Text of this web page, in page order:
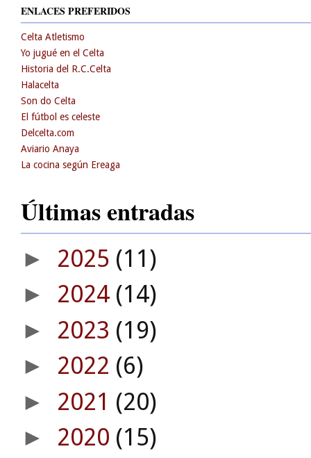
ENLACES PREFERIDOS
Celta Atletismo
Yo jugué en el Celta
Historia del R.C.Celta
Halacelta
Son do Celta
El fútbol es celeste
Delcelta.com
Aviario Anaya
La cocina según Ereaga
Últimas entradas
► 2025 (11)
► 2024 (14)
► 2023 (19)
► 2022 (6)
► 2021 (20)
► 2020 (15)